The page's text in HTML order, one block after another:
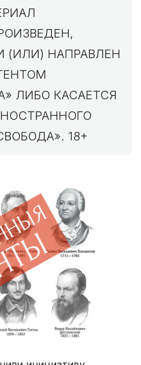
(ИЛИ) НАПРАВЛЕН
ЛИБО КАСАЕТСЯ
18+